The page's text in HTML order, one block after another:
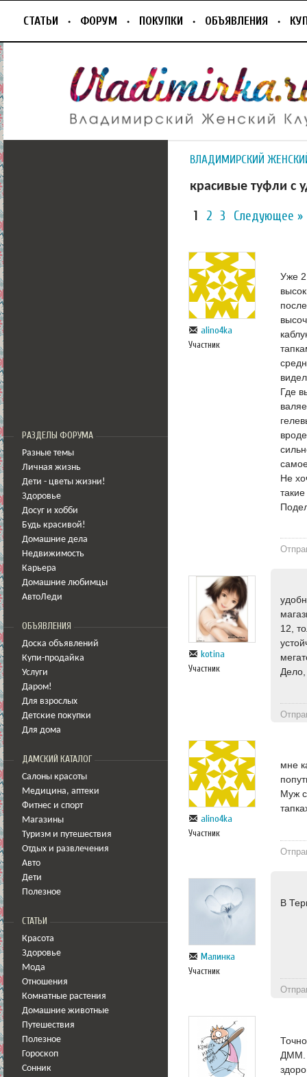
СТАТЬИ ФОРУМ ПОКУПКИ ОБЪЯВЛЕНИЯ
РАЗДЕЛЫ ФОРУМА
Разные темы
Личная жизнь
Дети - цветы жизни!
Здоровье
Досуг и хобби
Будь красивой!
Домашние дела
Недвижимость
Карьера
Домашние любимцы
АвтоЛеди
ОБЪЯВЛЕНИЯ
Доска объявлений
Купи-продайка
Услуги
Даром!
Для взрослых
Детские покупки
Для дома
ДАМСКИЙ КАТАЛОГ
Салоны красоты
Медицина, аптеки
Фитнес и спорт
Магазины
Туризм и путешествия
Отдых и развлечения
Авто
Дети
Полезное
СТАТЬИ
Красота
Здоровье
Мода
Отношения
Комнатные растения
Домашние животные
Путешествия
Полезное
Гороскоп
Сонник
ВЛАДИМИРСКИЙ
красивые туфли с
1 2 3 Следующее »
alino4ka
Участник
Уже 2
Где
Не
kotina
Участник
12,
alino4ka
Участник
мне
Муж
Малинка
Участник
В
ДММ.